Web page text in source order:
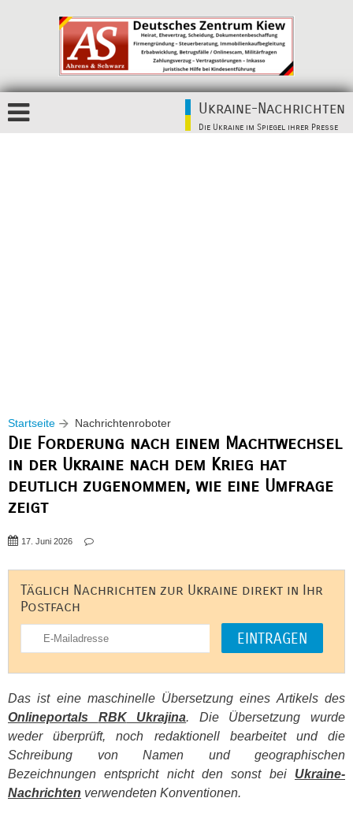
Ukraine-Nachrichten
Die Ukraine im Spiegel ihrer Presse
Startseite Nachrichtenroboter
Die Forderung nach einem Machtwechsel
in der Ukraine nach dem Krieg hat
deutlich zugenommen, wie eine Umfrage
zeigt
17. Juni 2026
Täglich Nachrichten zur Ukraine direkt in Ihr
Postfach
Das ist eine maschinelle Übersetzung eines Artikels des
Onlineportals RBKUkrajina. Die Übersetzung wurde
weder überprüft, noch redaktionell bearbeitet und die
Schreibung von Namen und geographischen
Bezeichnungen entspricht nicht den sonst bei Ukraine-
Nachrichten verwendeten Konventionen.